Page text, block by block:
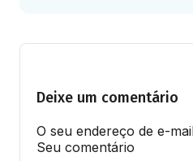
Deixe um comentário
O seu endereço de e-
Seu comentário